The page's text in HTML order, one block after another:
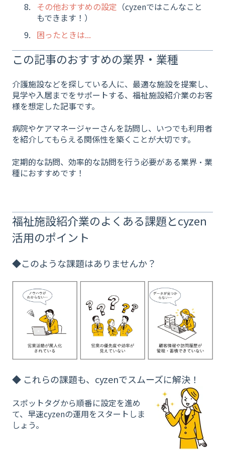
その他おすすめの設定 （cyzenではこんなこと
もできます！）
困ったときは...
この記事のおすすめの業界・業種
介護施設などを探している人に、最適な施設を提案し、
見学や入居までをサポートする、福祉施設紹介業のお客
様を想定した記事です。
病院やケアマネージャーさんを訪問し、いつでも利用者
を紹介してもらえる関係性を築くことが大切です。
定期的な訪問、効率的な訪問を行う必要がある業界・業
種におすすめです！
福祉施設紹介業のよくある課題とcyzen
活用のポイント
◆このような課題はありませんか？
◆ これらの課題も、cyzenでスムーズに解決！
スポットタグから順番に設定を進め
て、早速cyzenの運用をスタートしま
しょう。